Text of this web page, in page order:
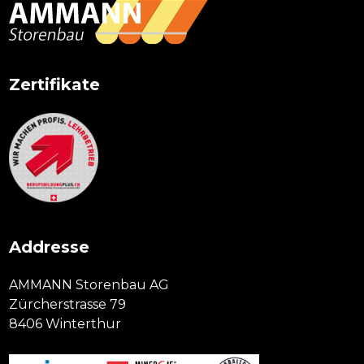
Zertifikate
Addresse
AMMANN Storenbau AG
Zürcherstrasse 79
8406 Winterthur